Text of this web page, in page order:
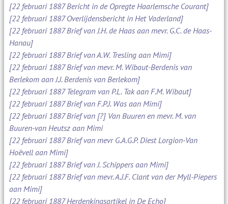
[22 februari 1887 Bericht in de Opregte Haarlemsche Courant]
[22 februari 1887 Overlijdensbericht in Het Vaderland]
[22 februari 1887 Brief van J.H. de Haas aan mevr. G.C. de Haas-
Hanau]
[22 februari 1887 Brief van A.W. Tresling aan Mimi]
[22 februari 1887 Brief van mevr. M. Wibaut-Berdenis van
Berlekom aan J.J. Berdenis van Berlekom]
[22 februari 1887 Telegram van P.L. Tak aan F.M. Wibaut]
[22 februari 1887 Brief van F.P.J. Was aan Mimi]
[22 februari 1887 Brief van [?] Van Buuren en mevr. M. van
Buuren-van Heutsz aan Mimi
[22 februari 1887 Brief van mevr G.A.G.P. Diest Lorgion-Van
Hoëvell aan Mimi]
[22 februari 1887 Brief van J. Schippers aan Mimi]
[22 februari 1887 Brief van mevr. A.J.F. Clant van der Myll-Piepers
aan Mimi]
[22 februari 1887 Herdenkingsartikel in De Echo]